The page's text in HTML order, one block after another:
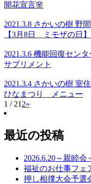
開花宣言🌸
2021.3.8 さかいの樹 野
【3月8日 ミモザの日
2021.3.6 機能回復セン
サプリメント
2021.3.4 さかいの樹 室
ひなまつり メニュー
1 / 21 2»
最近の投稿
2026.6.20～親睦会
福祉のお仕事フェ
押し相撲大会予選